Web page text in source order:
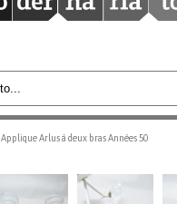
Applique Arlus à deux bras Années 50